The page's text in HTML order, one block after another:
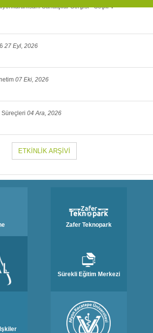
Sanatçılar Sergisi - Seçki V
27 Eyl, 2026
07 Eki, 2026
Süreçleri 04 Ara, 2026
ETKİNLİK ARŞİVİ
Zafer Teknopark
Sürekli Eğitim Merkezi